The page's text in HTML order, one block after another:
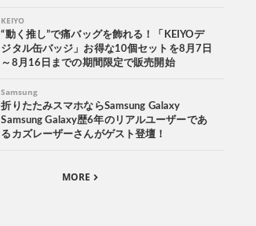
KEIYO
“動く推し”で痛バッグを飾れる！「KEIYOデ
ジタル缶バッジ」お得な10個セットを8月7日
～8月16日までの期間限定で販売開始
Samsung
折りたたみスマホならSamsung Galaxy
Samsung Galaxy歴6年のリアルユーザーであ
るカズレーザーさんがゲスト登壇！
MORE